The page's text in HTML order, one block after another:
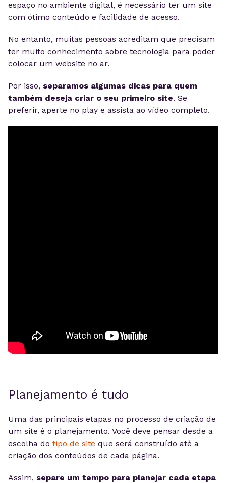
espaço no ambiente digital, é necessário ter um site
com ótimo conteúdo e facilidade de acesso.
No entanto, muitas pessoas acreditam que precisam
ter muito conhecimento sobre tecnologia para poder
colocar um website no ar.
Por isso, separamos algumas dicas para quem
também deseja criar o seu primeiro site. Se
preferir, aperte no play e assista ao vídeo completo.
Planejamento é tudo
Uma das principais etapas no processo de criação de
um site é o planejamento. Você deve pensar desde a
escolha do tipo de site que será construído até a
criação dos conteúdos de cada página.
Assim, separe um tempo para planejar cada etapa